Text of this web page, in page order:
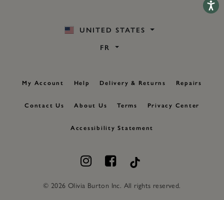
UNITED STATES
FR
My Account Help Delivery & Returns Repairs
Contact Us About Us Terms Privacy Center
Accessibility Statement
© 2026 Olivia Burton Inc. All rights reserved.